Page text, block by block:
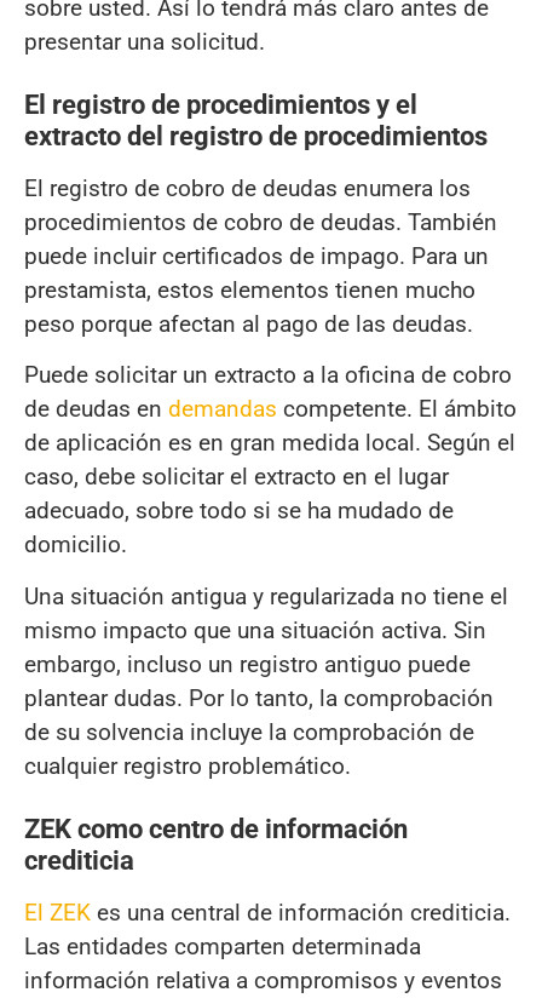
sobre usted. Así lo tendrá más claro antes de
presentar una solicitud.
El registro de procedimientos y el
extracto del registro de procedimientos
El registro de cobro de deudas enumera los
procedimientos de cobro de deudas. También
puede incluir certificados de impago. Para un
prestamista, estos elementos tienen mucho
peso porque afectan al pago de las deudas.
Puede solicitar un extracto a la oficina de cobro
de deudas en demandas competente. El ámbito
de aplicación es en gran medida local. Según el
caso, debe solicitar el extracto en el lugar
adecuado, sobre todo si se ha mudado de
domicilio.
Una situación antigua y regularizada no tiene el
mismo impacto que una situación activa. Sin
embargo, incluso un registro antiguo puede
plantear dudas. Por lo tanto, la comprobación
de su solvencia incluye la comprobación de
cualquier registro problemático.
ZEK como centro de información
crediticia
El ZEK es una central de información crediticia.
Las entidades comparten determinada
información relativa a compromisos y eventos